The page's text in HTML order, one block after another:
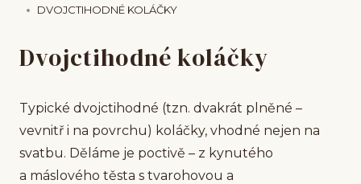
DVOJCTIHODNÉ KOLÁČKY
Dvojctihodné koláčky
Typické dvojctihodné (tzn. dvakrát plněné –
vevnitř i na povrchu) koláčky, vhodné nejen na
svatbu. Děláme je poctivě – z kynutého
a máslového těsta s tvarohovou a